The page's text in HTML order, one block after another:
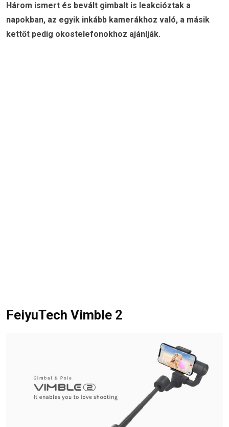
Három ismert és bevált gimbalt is leakcióztak a
napokban, az egyik inkább kamerákhoz való, a másik
kettőt pedig okostelefonokhoz ajánlják.
FeiyuTech Vimble 2